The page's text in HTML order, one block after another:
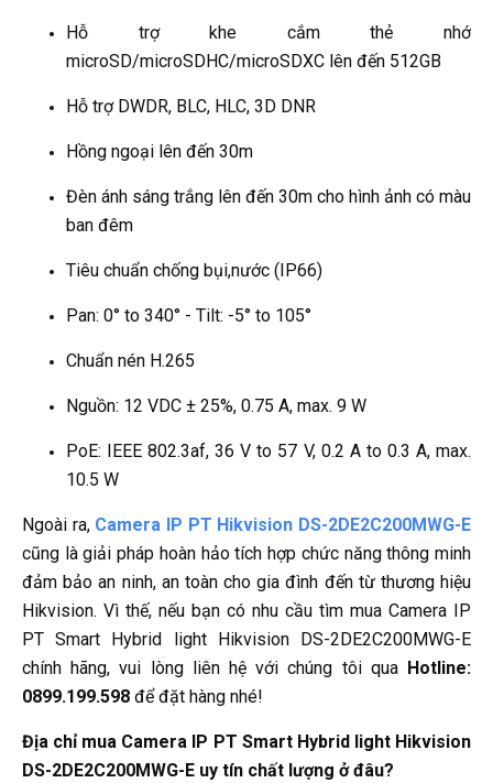
Hỗ trợ khe cắm thẻ nhớ
microSD/microSDHC/microSDXC lên đến 512GB
Hỗ trợ DWDR, BLC, HLC, 3D DNR
Hồng ngoại lên đến 30m
Đèn ánh sáng trắng lên đến 30m cho hình ảnh có màu
ban đêm
Tiêu chuẩn chống bụi,nước (IP66)
Pan: 0° to 340° - Tilt: -5° to 105°
Chuẩn nén H.265
Nguồn: 12 VDC ± 25%, 0.75 A, max. 9 W
PoE: IEEE 802.3af, 36 V to 57 V, 0.2 A to 0.3 A, max.
10.5 W
Ngoài ra, Camera IP PT Hikvision DS-2DE2C200MWG-E
cũng là giải pháp hoàn hảo tích hợp chức năng thông minh
đảm bảo an ninh, an toàn cho gia đình đến từ thương hiệu
Hikvision. Vì thế, nếu bạn có nhu cầu tìm mua Camera IP
PT Smart Hybrid light Hikvision DS-2DE2C200MWG-E
chính hãng, vui lòng liên hệ với chúng tôi qua Hotline:
0899.199.598 để đặt hàng nhé!
Địa chỉ mua Camera IP PT Smart Hybrid light Hikvision
DS-2DE2C200MWG-E uy tín chất lượng ở đâu?